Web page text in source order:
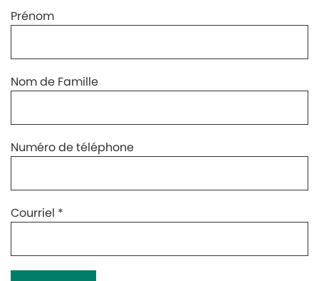
Prénom
Nom de Famille
Numéro de téléphone
Courriel *